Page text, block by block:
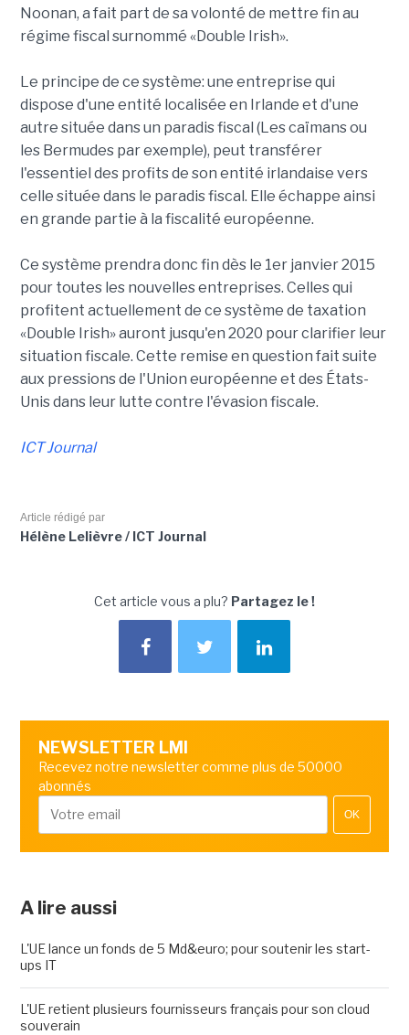
Noonan, a fait part de sa volonté de mettre fin au
régime fiscal surnommé «Double Irish».
Le principe de ce système: une entreprise qui
dispose d'une entité localisée en Irlande et d'une
autre située dans un paradis fiscal (Les caïmans ou
les Bermudes par exemple), peut transférer
l'essentiel des profits de son entité irlandaise vers
celle située dans le paradis fiscal. Elle échappe ainsi
en grande partie à la fiscalité européenne.
Ce système prendra donc fin dès le 1er janvier 2015
pour toutes les nouvelles entreprises. Celles qui
profitent actuellement de ce système de taxation
«Double Irish» auront jusqu'en 2020 pour clarifier leur
situation fiscale. Cette remise en question fait suite
aux pressions de l'Union européenne et des États-
Unis dans leur lutte contre l'évasion fiscale.
ICT Journal
Article rédigé par
Hélène Lelièvre / ICT Journal
Cet article vous a plu? Partagez le !
NEWSLETTER LMI
Recevez notre newsletter comme plus de 50000
abonnés
OK
A lire aussi
L'UE lance un fonds de 5 Md&euro; pour soutenir les start-
ups IT
L'UE retient plusieurs fournisseurs français pour son cloud
souverain